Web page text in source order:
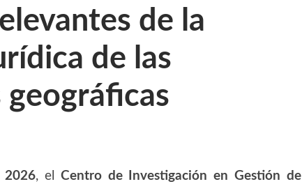
de la
de las
2026, el Centro de Investigación en Gestión de